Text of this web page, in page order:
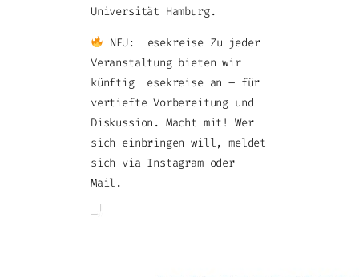
Universität Hamburg.
NEU: Lesekreise Zu jeder
Veranstaltung bieten wir
künftig Lesekreise an – für
vertiefte Vorbereitung und
Diskussion. Macht mit! Wer
sich einbringen will, meldet
sich via Instagram oder
Mail.